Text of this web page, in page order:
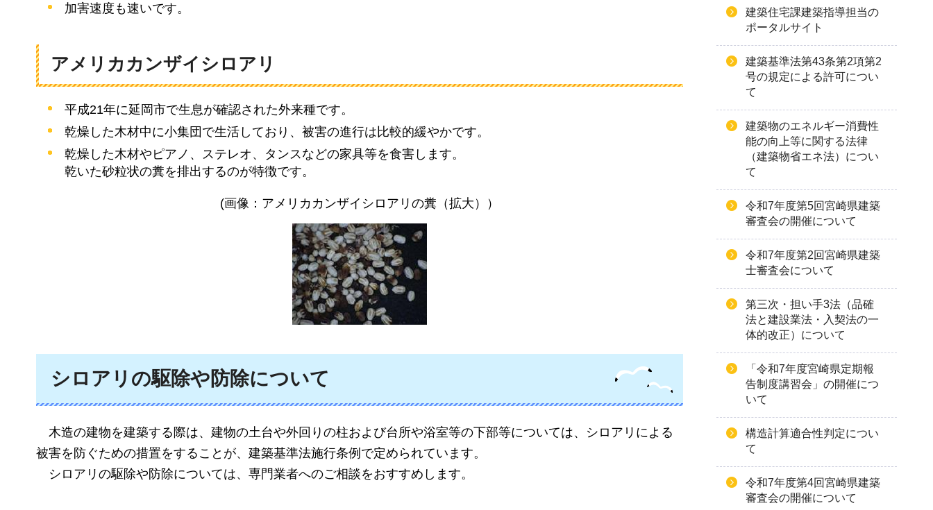
加害速度も速いです。
アメリカカンザイシロアリ
平成21年に延岡市で生息が確認された外来種です。
乾燥した木材中に小集団で生活しており、被害の進行は比較的緩やかです。
乾燥した木材やピアノ、ステレオ、タンスなどの家具等を食害します。
乾いた砂粒状の糞を排出するのが特徴です。
(画像：アメリカカンザイシロアリの糞（拡大））
シロアリの駆除や防除について
木造の建物を建築する際は、建物の土台や外回りの柱および台所や浴室等の下部等については、シロアリによる
被害を防ぐための措置をすることが、建築基準法施行条例で定められています。
シロアリ の駆除や防除については、専門業者へのご相談をおすすめします。
建築住宅課建築指導担当の
ポータルサイト
建築基準法第43条第2項第2
号の規定による許可につい
て
建築物のエネルギー消費性
能の向上等に関する法律
（建築物省エネ法）につい
て
令和7年度第5回宮崎県建築
審査会の開催について
令和7年度第2回宮崎県建築
士審査会について
第三次・担い手3法（品確
法と建設業法・入契法の一
体的改正）について
「令和7年度宮崎県定期報
告制度講習会」の開催につ
いて
構造計算適合性判定につい
て
令和7年度第4回宮崎県建築
審査会の開催について